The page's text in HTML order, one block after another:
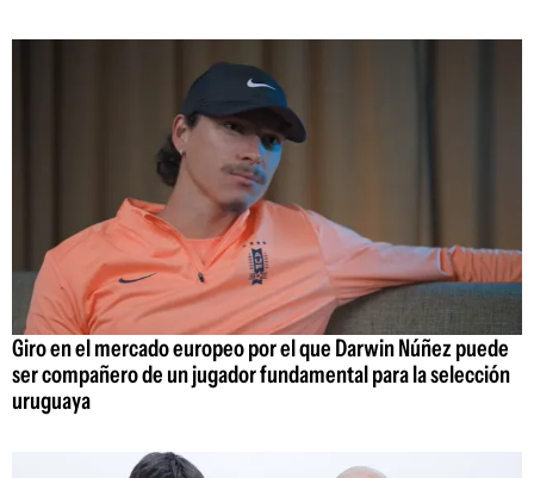
Giro en el mercado europeo por el que Darwin Núñez puede
ser compañero de un jugador fundamental para la selección
uruguaya